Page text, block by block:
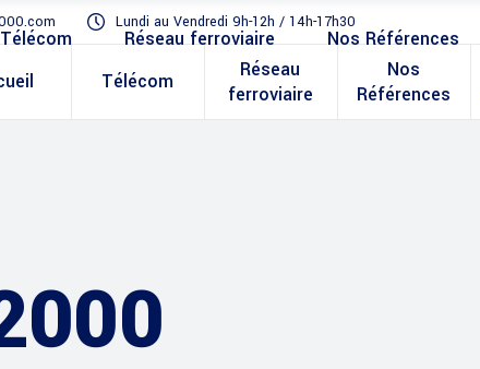
Lundi au Vendredi 9h-12h / 14h-17h30
Télécom
Réseau
ferroviaire
Nos
Références
Télécom Réseau ferroviaire Nos Références